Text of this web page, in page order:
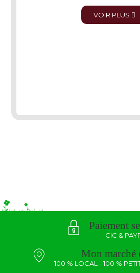
VOIR PLUS
Paiement
CIC &
Mon marché
100 % LOCAL - 100 %